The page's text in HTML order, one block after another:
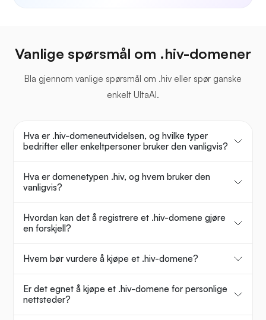
Vanlige spørsmål om .hiv-domener
Bla gjennom vanlige spørsmål om .hiv eller spør ganske
enkelt UltaAI.
Hva er .hiv-domeneutvidelsen, og hvilke typer
bedrifter eller enkeltpersoner bruker den vanligvis?
Hva er domenetypen .hiv, og hvem bruker den
vanligvis?
Hvordan kan det å registrere et .hiv-domene gjøre
en forskjell?
Hvem bør vurdere å kjøpe et .hiv-domene?
Er det egnet å kjøpe et .hiv-domene for personlige
nettsteder?